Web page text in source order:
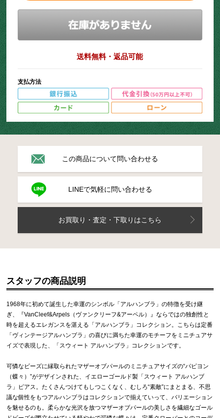
送料無料・返品可能
支払方法
この商品について問い合わせる
LINEで気軽に問い合わせる
お買取り・査定・下取りはこちら
スタッフの商品説明
1968年に初めて誕生した幸運のシンボル「アルハンブラ」の特徴を受け継
ぎ、『VanCleef&Arpels（ヴァンクリーフ&アーペル）』ならではの独創性と
時を超えるエレガンスを湛える「アルハンブラ」コレクション。こちらは定番
「ヴィンテージアルハンブラ」の喜びに満ちた幸運のモチーフをミニチュアサ
イズで表現した、「スウィート アルハンブラ」コレクションです。
可憐なビーズに縁取られたマザーオブパールのミニチュアサイズの“パピヨン
（蝶々）”がデザインされた、イエローゴールド製「スウィート アルハンブ
ラ」ピアス。たくさんつけてもしつこくなく、むしろ“素敵”にまとまる、不思
議な個性をもつアルハンブラはコレクションで揃えていって、バリエーション
を魅せるのも。柔らかな光沢を放つマザーオブパールの美しさを繊細なゴール